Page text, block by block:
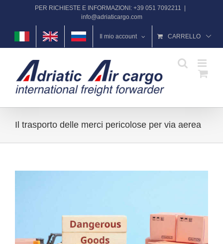
PER RICHIESTE E INFORMAZIONI: +39 051 7092211
info@adriaticargo.com
Il mio account CARRELLO
Il trasporto delle merci pericolose per via aerea